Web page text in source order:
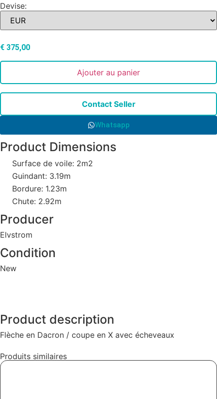
Devise:
€ 375,00
Ajouter au panier
Contact Seller
Whatsapp
Product Dimensions
Surface de voile: 2m2
Guindant: 3.19m
Bordure: 1.23m
Chute: 2.92m
Producer
Elvstrom
Condition
New
Product description
Flèche en Dacron / coupe en X avec écheveaux
Produits similaires